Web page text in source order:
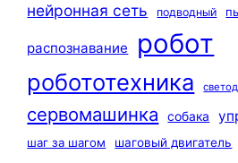
нейронная сеть подводный
распознавание робот
робототехника
сервомашинка собака
шаг за шагом шаговый двигатель